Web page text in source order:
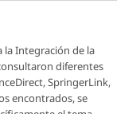
la Integración de la
diferentes
SpringerLink,
encontrados, se